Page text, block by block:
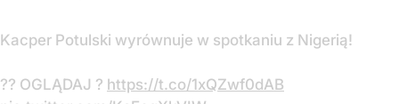
Kacper Potulski wyrównuje w spotkaniu z Nigerią!
?? OGLĄDAJ ? https://t.co/1xQZwf0dAB